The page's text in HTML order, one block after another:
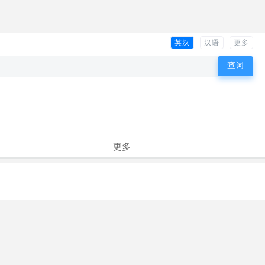
英汉 汉语 更多
更多